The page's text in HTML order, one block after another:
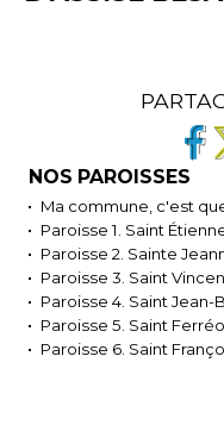
NOS PAROISSES
Ma commune, c'est
Paroisse 1. Saint
Paroisse 2. Sainte
Paroisse 3. Saint
Paroisse 4. Saint
Paroisse 5. Saint
Paroisse 6. Saint